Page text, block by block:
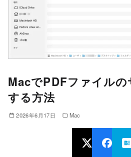
MacでPDFファイルの
する方法
2026年6月17日 Mac